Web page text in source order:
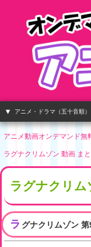
アニメ・ドラマ（五十音順）
アニメ動画オンデマンド無
ラグナクリムゾン 動画 ま
ラグナクリム
ラ グナクリムゾン